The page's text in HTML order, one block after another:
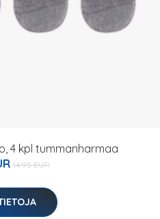
4 kpl tummanharmaa
14.95 EUR